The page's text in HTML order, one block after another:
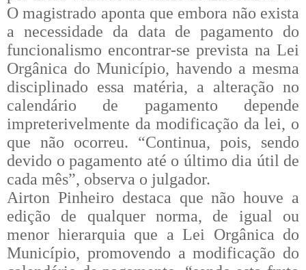
O magistrado aponta que embora não exista
a necessidade da data de pagamento do
funcionalismo encontrar-se prevista na Lei
Orgânica do Município, havendo a mesma
disciplinado essa matéria, a alteração no
calendário de pagamento depende
impreterivelmente da modificação da lei, o
que não ocorreu. “Continua, pois, sendo
devido o pagamento até o último dia útil de
cada mês”, observa o julgador.
Airton Pinheiro destaca que não houve a
edição de qualquer norma, de igual ou
menor hierarquia que a Lei Orgânica do
Município, promovendo a modificação do